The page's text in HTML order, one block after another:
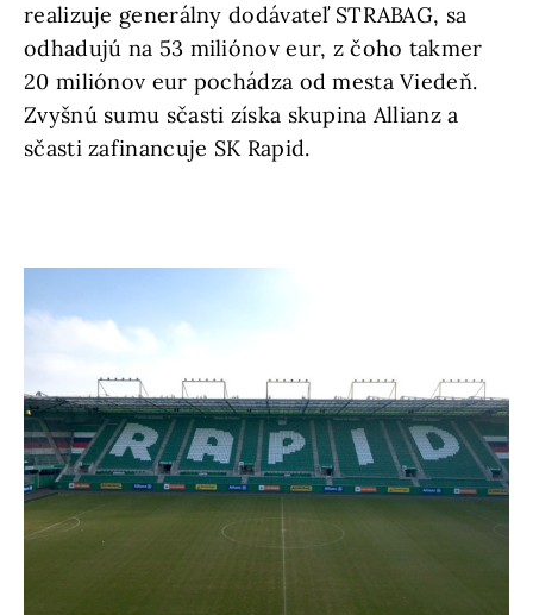
realizuje generálny dodávateľ STRABAG, sa
odhadujú na 53 miliónov eur, z čoho takmer
20 miliónov eur pochádza od mesta Viedeň.
Zvyšnú sumu sčasti získa skupina Allianz a
sčasti zafinancuje SK Rapid.